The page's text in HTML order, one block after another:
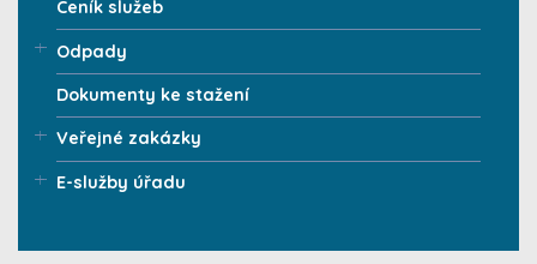
Ceník služeb
Odpady
Dokumenty ke stažení
Veřejné zakázky
E-služby úřadu